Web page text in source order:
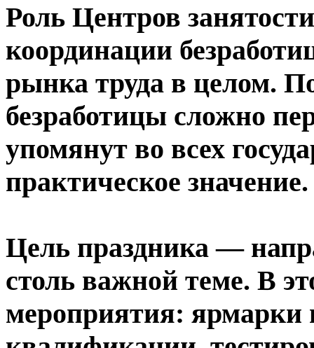
Роль Центров
координации
рынка труда в целом.
безработицы сложно
упомянут во всех
практическое значение.
Цель праздника —
столь важной теме. В
мероприятия: